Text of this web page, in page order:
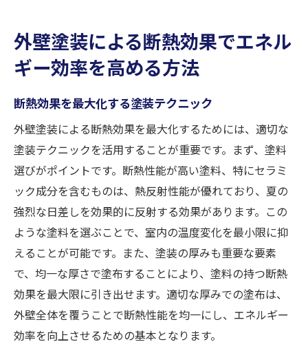
外壁塗装による断熱効果でエネル
ギー効率を高める方法
断熱効果を最大化する塗装テクニック
外壁塗装による断熱効果を最大化するためには、適切な
塗装テクニックを活用することが重要です。まず、塗料
選びがポイントです。断熱性能が高い塗料、特にセラミ
ック成分を含むものは、熱反射性能が優れており、夏の
強烈な日差しを効果的に反射する効果があります。この
ような塗料を選ぶことで、室内の温度変化を最小限に抑
えることが可能です。また、塗装の厚みも重要な要素
で、均一な厚さで塗布することにより、塗料の持つ断熱
効果を最大限に引き出せます。適切な厚みでの塗布は、
外壁全体を覆うことで断熱性能を均一にし、エネルギー
効率を向上させるための基本となります。